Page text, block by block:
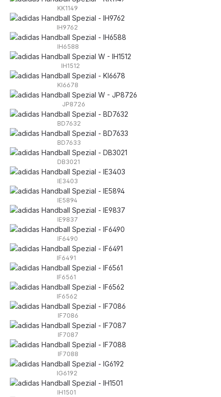
KK1149
IH9762
IH6588
IH1512
KI6678
JP8726
BD7632
BD7633
DB3021
IE3403
IE5894
IE9837
IF6490
IF6491
IF6561
IF6562
IF7086
IF7087
IF7088
IG6192
IH1501